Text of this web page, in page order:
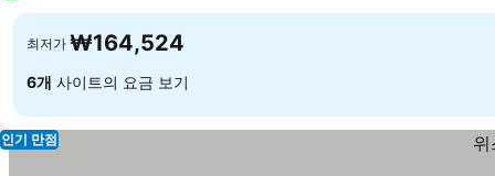
최저가 ₩164,524
6개 사이트의 요금 보기
인기 만점